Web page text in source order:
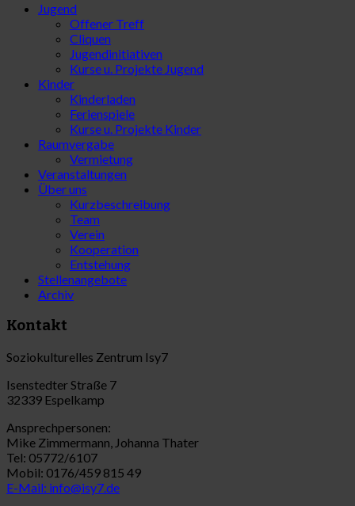
Jugend
Offener Treff
Cliquen
Jugendinitiativen
Kurse u. Projekte Jugend
Kinder
Kinderladen
Ferienspiele
Kurse u. Projekte Kinder
Raumvergabe
Vermietung
Veranstaltungen
Über uns
Kurzbeschreibung
Team
Verein
Kooperation
Entstehung
Stellenangebote
Archiv
Kontakt
Soziokulturelles Zentrum Isy7
Isenstedter Straße 7
32339 Espelkamp
Ansprechpersonen:
Mike Zimmermann, Johanna Thater
Tel: 05772/6107
Mobil: 0176/459 815 49
E-Mail: info@isy7.de